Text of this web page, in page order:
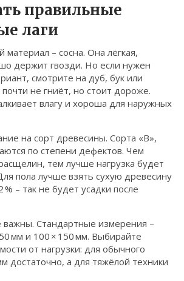
правильные
лаги
– сосна. Она лёгкая,
держит гвозди. Но если нужен
смотрите на дуб, бук или
не гниёт, но стоит дороже.
влагу и хороша для наружных
на сорт древесины. Сорта «В»,
по степени дефектов. Чем
тем лучше нагрузка будет
пола лучше взять сухую древесину
% – так не будет усадки после
важны. Стандартные измерения –
мм и 100 × 150 мм. Выбирайте
от нагрузки: для обычного
достаточно, а для тяжёлой техники